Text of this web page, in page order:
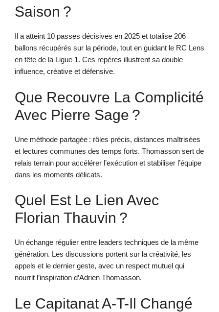
Saison ?
Il a atteint 10 passes décisives en 2025 et totalise 206
ballons récupérés sur la période, tout en guidant le RC Lens
en tête de la Ligue 1. Ces repères illustrent sa double
influence, créative et défensive.
Que Recouvre La Complicité
Avec Pierre Sage ?
Une méthode partagée : rôles précis, distances maîtrisées
et lectures communes des temps forts. Thomasson sert de
relais terrain pour accélérer l’exécution et stabiliser l’équipe
dans les moments délicats.
Quel Est Le Lien Avec
Florian Thauvin ?
Un échange régulier entre leaders techniques de la même
génération. Les discussions portent sur la créativité, les
appels et le dernier geste, avec un respect mutuel qui
nourrit l’inspiration d’Adrien Thomasson.
Le Capitanat A-T-Il Changé